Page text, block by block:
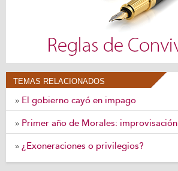
TEMAS RELACIONADOS
» El gobierno cayó en impago
» Primer año de Morales: improvisación
» ¿Exoneraciones o privilegios?